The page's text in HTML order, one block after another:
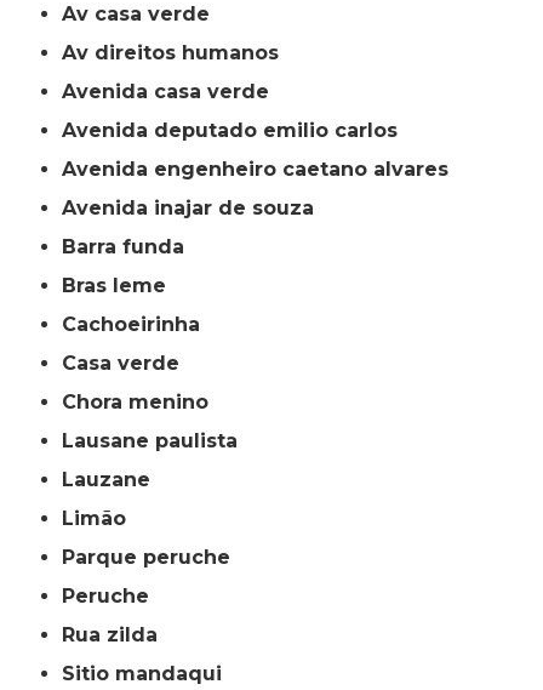
av casa verde
av direitos humanos
avenida casa verde
avenida deputado emilio carlos
avenida engenheiro caetano alvares
avenida inajar de souza
barra funda
bras leme
cachoeirinha
casa verde
chora menino
lausane paulista
lauzane
limão
parque peruche
peruche
rua zilda
sitio mandaqui